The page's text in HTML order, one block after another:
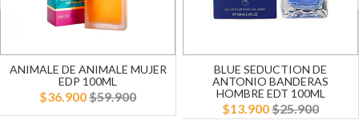
ANIMALE DE ANIMALE MUJER
EDP 100ML
$36.900$59.900
BLUE SEDUCTION DE
ANTONIO BANDERAS
HOMBRE EDT 100ML
$13.900$25.900